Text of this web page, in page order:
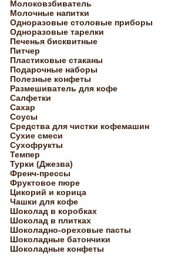
Молоковзбиватель
Молочные напитки
Одноразовые столовые приборы
Одноразовые тарелки
Печенья бисквитные
Питчер
Пластиковые стаканы
Подарочные наборы
Полезные конфеты
Размешиватель для кофе
Салфетки
Сахар
Соусы
Средства для чистки кофемашин
Сухие смеси
Сухофрукты
Темпер
Турки (Джезва)
Френч-прессы
Фруктовое пюре
Цикорий и корица
Чашки для кофе
Шоколад в коробках
Шоколад в плитках
Шоколадно-ореховые пасты
Шоколадные батончики
Шоколадные конфеты